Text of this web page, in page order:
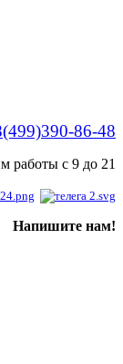
86-48
работы с 9 до 21
Напишите нам!